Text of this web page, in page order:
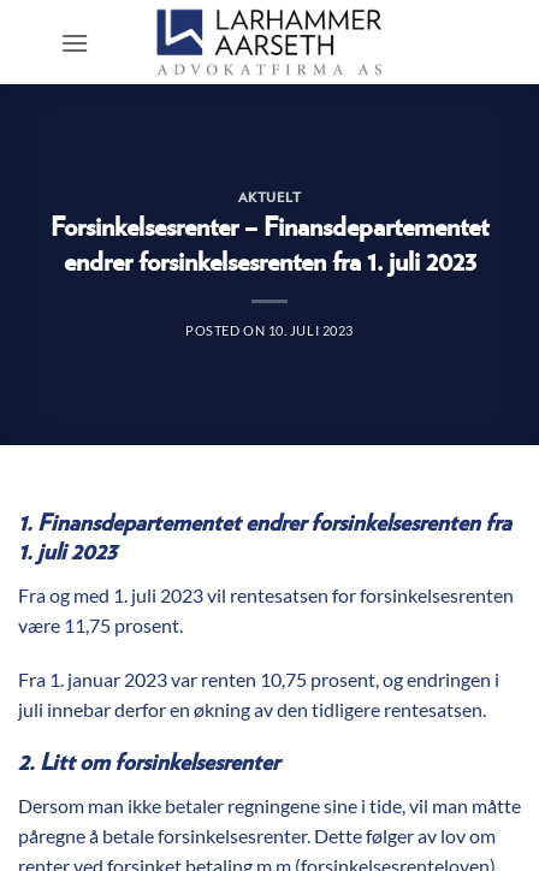
AKTUELT
Forsinkelsesrenter – Finansdepartementet
endrer forsinkelsesrenten fra 1. juli 2023
POSTED ON 10. JULI 2023
1. Finansdepartementet endrer forsinkelsesrenten fra
1. juli 2023
Fra og med 1. juli 2023 vil rentesatsen for forsinkelsesrenten
være 11,75 prosent.
Fra 1. januar 2023 var renten 10,75 prosent, og endringen i
juli innebar derfor en økning av den tidligere rentesatsen.
2. Litt om forsinkelsesrenter
Dersom man ikke betaler regningene sine i tide, vil man måtte
påregne å betale forsinkelsesrenter. Dette følger av lov om
renter ved forsinket betaling m.m (forsinkelsesrenteloven).